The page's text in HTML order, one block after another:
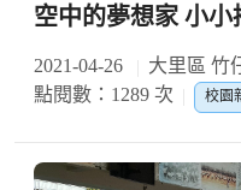
空中的夢想家 小
2021-04-26
大里區 竹
點閱數：1289 次
校園